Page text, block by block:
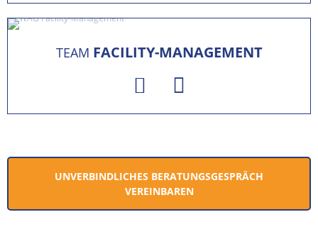
TEAM FACILITY-MANAGEMENT
UNVERBINDLICHES BERATUNGSGESPRÄCH
VEREINBAREN